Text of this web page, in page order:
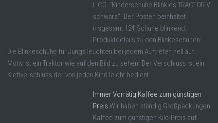
LICO "Kinderschuhe Blinkies TRACTOR V
schwarz". Der Posten beinhaltet
insgesamt 124 Schuhe blinkend.
Produktdetails zu den Blinkeschuhen:
Die Blinkeschuhe für Jungs leuchten bei jedem Auftreten hell auf.
Motiv ist ein Traktor wie auf den Bild zu sehen. Der Verschluss ist ein
Klettverschluss der von jeden Kind leicht bedient ...
Immer Vorrätig Kaffee zum günstigen
Preis Wir haben ständig Großpackungen
Kaffee zum günstigen Kilo-Preis auf